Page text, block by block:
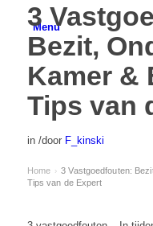
Menu
3
Bezit,
Kamer &
Tips van
in /door F_kinski
Home › 3 Vastgoedfouten:
Tips van de Expert